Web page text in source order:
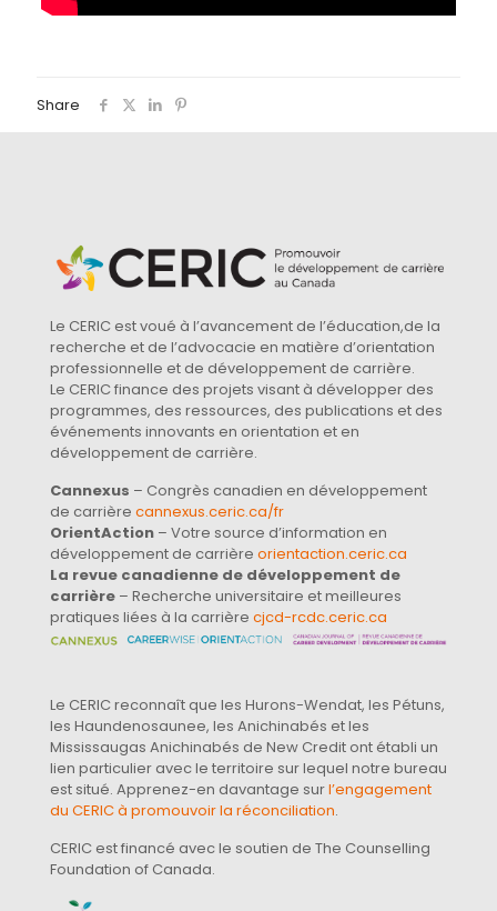
Share
Le CERIC est voué à l’avancement de l’éducation,de la
recherche et de l’advocacie en matière d’orientation
professionnelle et de développement de carrière.
Le CERIC finance des projets visant à développer des
programmes, des ressources, des publications et des
événements innovants en orientation et en
développement de carrière.
Cannexus – Congrès canadien en développement
de carrière cannexus.ceric.ca/fr
OrientAction – Votre source d’information en
développement de carrière orientaction.ceric.ca
La revue canadienne de développement de
carrière – Recherche universitaire et meilleures
pratiques liées à la carrière cjcd-rcdc.ceric.ca
Le CERIC reconnaît que les Hurons-Wendat, les Pétuns,
les Haundenosaunee, les Anichinabés et les
Mississaugas Anichinabés de New Credit ont établi un
lien particulier avec le territoire sur lequel notre bureau
est situé. Apprenez-en davantage surl’engagement
du CERIC à promouvoir la réconciliation.
CERIC est financé avec le soutien de The Counselling
Foundation of Canada.